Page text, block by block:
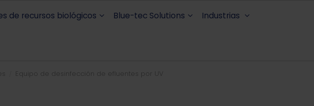
de recursos biológicos Blue-tec Solutions Industrias
Equipo de desinfección de efluentes por UV